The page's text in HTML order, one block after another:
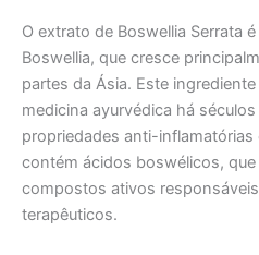
O extrato de Boswellia Serrata
Boswellia, que cresce
partes da Ásia. Este
medicina ayurvédica há
propriedades anti-inflamatórias
contém ácidos boswélicos,
compostos ativos
terapêuticos.